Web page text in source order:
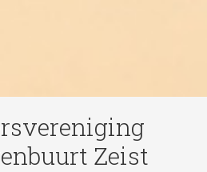
Zeist